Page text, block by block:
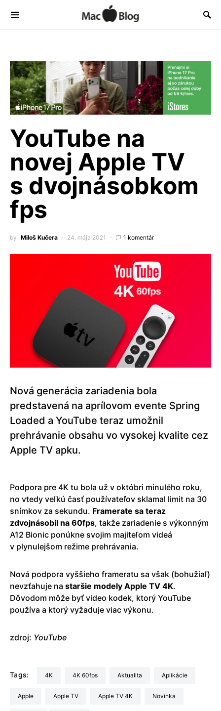
YouTube na
novej Apple TV
s dvojnásobkom
fps
by Miloš Kučera 24. mája 2021 1 komentár
Nová generácia zariadenia bola
predstavená na aprílovom evente Spring
Loaded a YouTube teraz umožnil
prehrávanie obsahu vo vysokej kvalite cez
Apple TV apku.
Podpora pre 4K tu bola už v októbri minulého roku,
no vtedy veľkú časť používateľov sklamal limit na 30
snímkov za sekundu. Framerate sa teraz
zdvojnásobil na 60fps, takže zariadenie s výkonným
A12 Bionic ponúkne svojim majiteľom videá
v plynulejšom režime prehrávania.
Nová podpora vyššieho frameratu sa však (bohužiaľ)
nevzťahuje na staršie modely Apple TV 4K.
Dôvodom môže byť video kodek, ktorý YouTube
používa a ktorý vyžaduje viac výkonu.
zdroj: YouTube
Tags: 4K 4K 60fps aktualita Aplikácie
Apple Apple TV Apple TV 4K Novinka